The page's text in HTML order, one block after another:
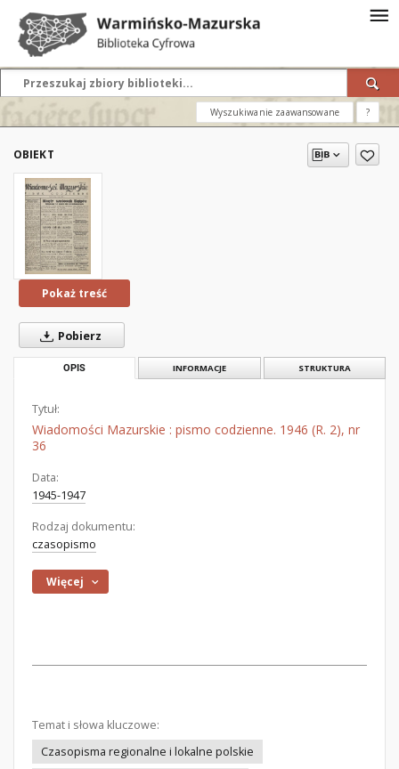
Wyszukiwanie zaawansowane ?
OBIEKT
Pokaż treść
Pobierz
OPIS INFORMACJE STRUKTURA
Tytuł:
Wiadomości Mazurskie : pismo codzienne. 1946 (R. 2), nr
36
Data:
1945-1947
Rodzaj dokumentu:
czasopismo
Więcej
Temat i słowa kluczowe:
Czasopisma regionalne i lokalne polskie